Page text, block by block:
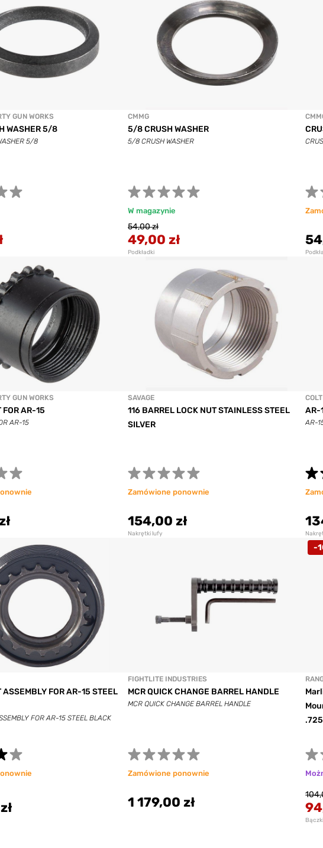
GUN WORKS
WASHER 5/8
5/8
CMMG
5/8 CRUSH WASHER
5/8 CRUSH WASHER
Podkładki
W magazynie
54,00 zł
49,00 zł
GUN WORKS
FOR AR-15
AR-15
SAVAGE
116 BARREL LOCK NUT STAINLESS STEEL
SILVER
Nakrętki lufy
Zamówione ponownie
154,00 zł
COLT
AR-
AR-
ASSEMBLY FOR AR-15 STEEL
FOR AR-15 STEEL BLACK
FIGHTLITE INDUSTRIES
MCR QUICK CHANGE BARREL HANDLE
MCR QUICK CHANGE BARREL HANDLE
Zamówione ponownie
1 179,00 zł
-